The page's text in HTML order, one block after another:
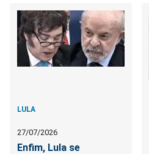
LULA
27/07/2026
Enfim, Lula se